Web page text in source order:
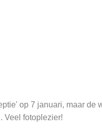
op 7 januari, maar
Veel fotoplezier!